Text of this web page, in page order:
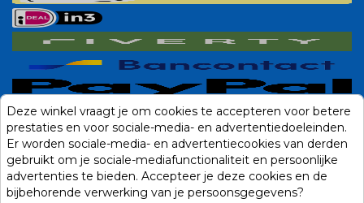
Deze winkel vraagt je om cookies te accepteren voor betere
prestaties en voor sociale-media- en advertentiedoeleinden.
Er worden sociale-media- en advertentiecookies van derden
gebruikt om je sociale-mediafunctionaliteit en persoonlijke
advertenties te bieden. Accepteer je deze cookies en de
bijbehorende verwerking van je persoonsgegevens?